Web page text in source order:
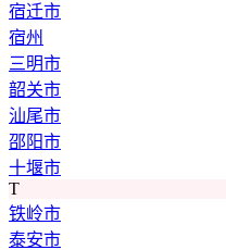
宿迁市
宿州
三明市
韶关市
汕尾市
邵阳市
十堰市
T
铁岭市
泰安市